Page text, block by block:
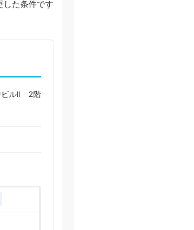
した条件です
ビルⅡ 2階